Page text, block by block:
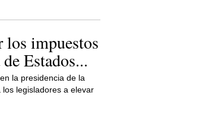
los impuestos
Estados...
la presidencia de la
legisladores a elevar